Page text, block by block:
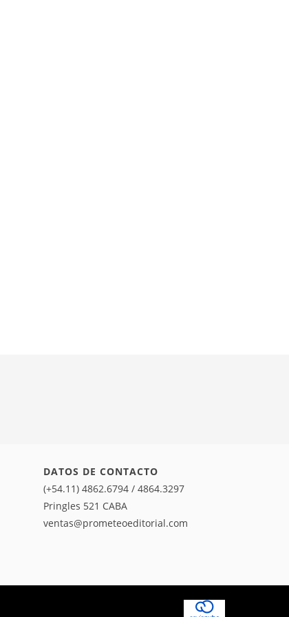
DATOS DE CONTACTO
(+54.11) 4862.6794 / 4864.3297
Pringles 521 CABA
ventas@prometeoeditorial.com